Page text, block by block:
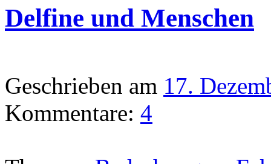
Delfine und Menschen
Geschrieben am 17.
Kommentare: 4